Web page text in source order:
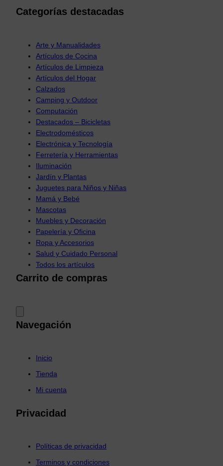
Categorías destacadas
Arte y Manualidades
Artículos de Cocina
Artículos de Limpieza
Artículos del Hogar
Calzados
Camping y Outdoor
Computación
Destacados – Bicicletas
Electrodomésticos
Electrónica y Tecnología
Ferretería y Herramientas
Iluminación
Jardín y Plantas
Juguetes para Niños y Niñas
Mamá y Bebé
Mascotas
Muebles y Decoración
Papelería y Oficina
Ropa y Accesorios
Salud y Cuidado Personal
Todos los artículos
Carrito de compras
Navegación
Inicio
Tienda
Mi cuenta
Privacidad
Políticas de privacidad
Terminos y condiciones